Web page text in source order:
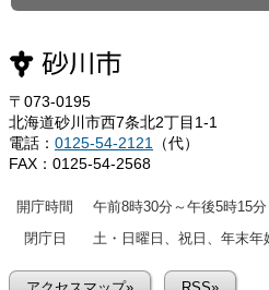
〒073-0195
北海道砂川市西7条北2丁目1-1
電話： 0125-54-2121
（代）
FAX：0125-54-2568
開庁時間
午前8時30分～午後5時15分
閉庁日
土・日曜日、祝日、年末年